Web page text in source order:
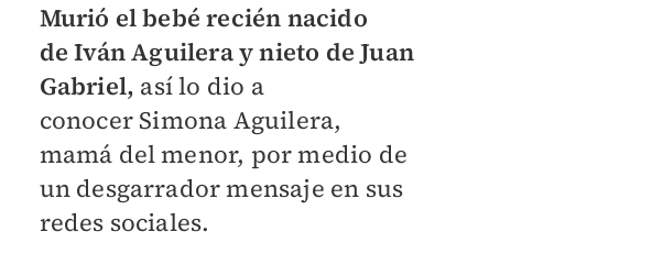
Murió el bebé recién nacido
deIván Aguilera y nieto de Juan
Gabriel, así lo dio a
conocer Simona Aguilera,
mamá del menor, por medio de
un desgarrador mensaje en sus
redes sociales.